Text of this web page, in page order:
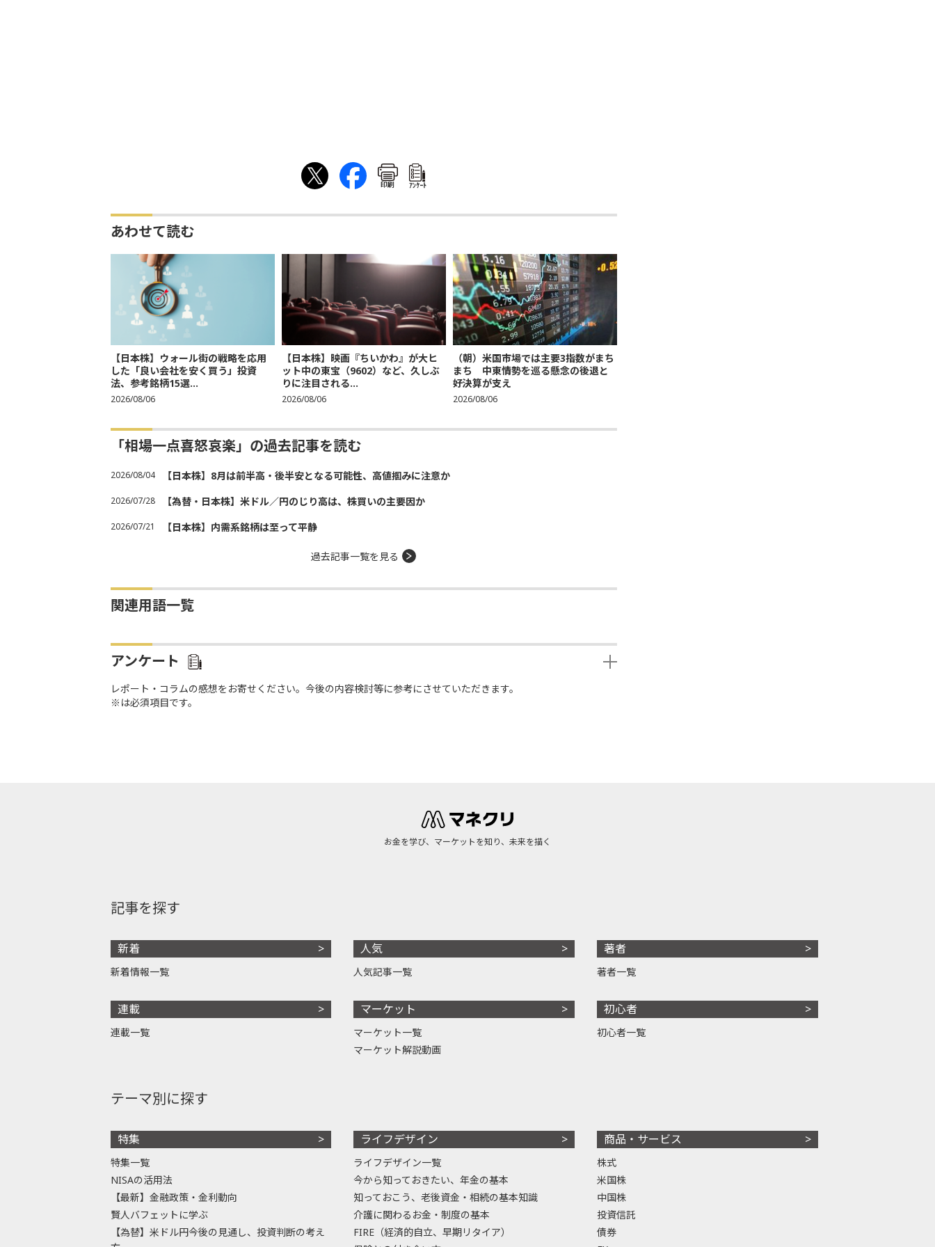
印刷 ｱﾝｹｰﾄ
あわせて読む
【日本株】ウォール街の戦略を応用
した「良い会社を安く買う」投資
法、参考銘柄15選...
2026/08/06
【日本株】映画『ちいかわ』が大ヒ
ット中の東宝（9602）など、久しぶ
りに注目される...
2026/08/06
（朝）米国市場では主要3指数がまち
まち 中東情勢を巡る懸念の後退と
好決算が支え
2026/08/06
「相場一点喜怒哀楽」の過去記事を読む
2026/08/04 【日本株】8月は前半高・後半安となる可能性、高値掴みに注意か
2026/07/28 【為替・日本株】米ドル／円のじり高は、株買いの主要因か
2026/07/21 【日本株】内需系銘柄は至って平静
過去記事一覧を見る
関連用語一覧
アンケート
レポート・コラムの感想をお寄せください。今後の内容検討等に参考にさせていただきます。
※は必須項目です。
お金を学び、マーケットを知り、未来を描く
記事を探す
新着
新着情報一覧
連載
連載一覧
人気
人気記事一覧
マーケット
マーケット一覧
マーケット解説動画
著者
著者一覧
初心者
初心者一覧
テーマ別に探す
特集
特集一覧
NISAの活用法
【最新】金融政策・金利動向
賢人バフェットに学ぶ
【為替】米ドル円今後の見通し、投資判断の考え
ライフデザイン
ライフデザイン一覧
今から知っておきたい、年金の基本
知っておこう、老後資金・相続の基本知識
介護に関わるお金・制度の基本
FIRE（経済的自立、早期リタイア）
商品・サービス
株式
米国株
中国株
投資信託
債券